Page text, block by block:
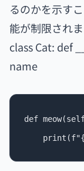
るのかを示す
能が制限され
class Cat: def
name
def